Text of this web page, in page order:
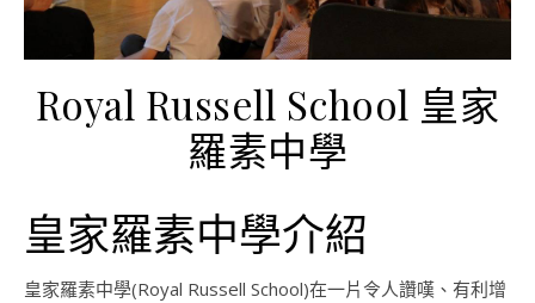
Royal Russell School 皇家
羅素中學
皇家羅素中學介紹
皇家羅素中學(Royal Russell School)在一片令人讚嘆、有利增